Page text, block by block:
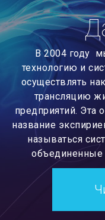
В 2004 году
технологию и
осуществлять
трансляцию
предприятий. Эта
название
называться
объединенные